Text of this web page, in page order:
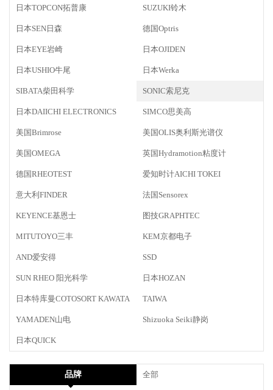
日本TOPCON拓普康 SUZUKI铃木
日本SEN日森 德国Optris
日本EYE岩崎 日本OJIDEN
日本USHIO牛尾 日本Werka
SIBATA柴田科学 SONIC索尼克
日本DAIICHI ELECTRONICS SIMCO思美高
美国Brimrose 美国OLIS奥利斯光谱仪
美国OMEGA 英国Hydramotion粘度计
德国RHEOTEST 爱知时计AICHI TOKEI
意大利FINDER 法国Sensorex
KEYENCE基恩士 图技GRAPHTEC
MITUTOYO三丰 KEM京都电子
AND爱安得 SSD
SUN RHEO 阳光科学 日本HOZAN
日本特库曼COTOSORT KAWATA TAIWA
YAMADEN山电 Shizuoka Seiki静岗
日本QUICK
品牌 全部